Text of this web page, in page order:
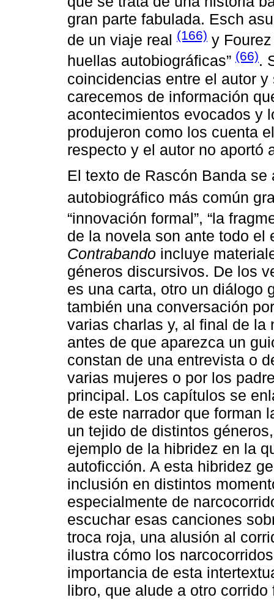
gran parte fabulada. Esch
de un viaje real (166) y
huellas autobiográficas” (66).
coincidencias entre el autor
carecemos de información
acontecimientos evocados y
produjeron como los cuenta
respecto y el autor no aportó
El texto de Rascón Banda
autobiográfico más común
“innovación formal”, “la
de la novela son ante todo el
Contrabando incluye
géneros discursivos. De los
es una carta, otro un diálogo
también una conversación
varias charlas y, al final de la
antes de que aparezca un
constan de una entrevista o
varias mujeres o por los
principal. Los capítulos se
de este narrador que forman
un tejido de distintos
ejemplo de la hibridez en la
autoficción. A esta hibridez
inclusión en distintos
especialmente de
escuchar esas canciones
troca roja, una alusión al
ilustra cómo los
importancia de esta
libro, que alude a otro corrido